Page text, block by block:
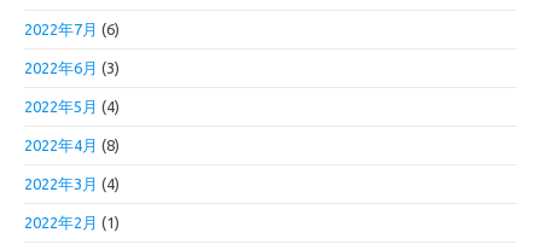
2022年7月 (6)
2022年6月 (3)
2022年5月 (4)
2022年4月 (8)
2022年3月 (4)
2022年2月 (1)